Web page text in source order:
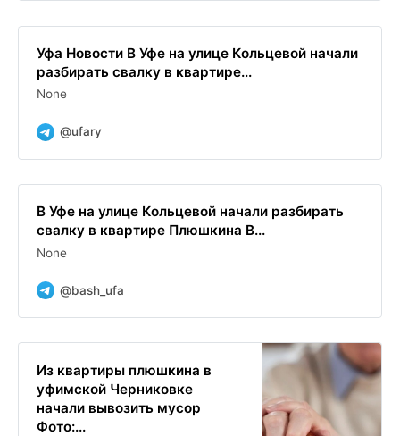
Уфа Новости В Уфе на улице Кольцевой начали
разбирать свалку в квартире...
None
@ufary
В Уфе на улице Кольцевой начали разбирать
свалку в квартире Плюшкина В...
None
@bash_ufa
Из квартиры плюшкина в
уфимской Черниковке
начали вывозить мусор
Фото:...